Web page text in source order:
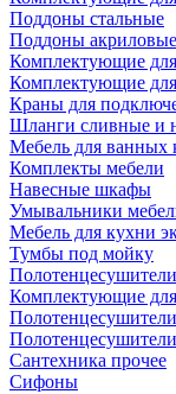
Поддоны стальные
Поддоны акриловые
Комплектующие
Комплектующие
Краны для
Шланги сливные и
Мебель для ванных
Комплекты мебели
Навесные шкафы
Умывальники
Мебель для кухни
Тумбы под мойку
Полотенцесушители
Комплектующие
Сантехника прочее
Сифоны